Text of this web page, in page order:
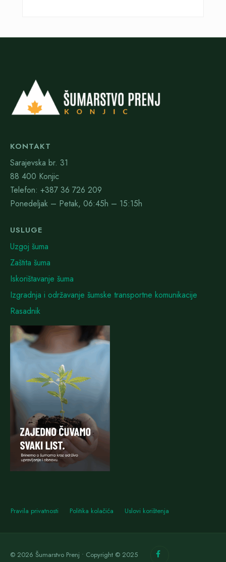
KONTAKT
Sarajevska br. 31
88 400 Konjic
Telefon: +387 36 726 209
Ponedeljak – Petak, 06:45h – 15:15h
USLUGE
Uzgoj šuma
Zaštita šuma
Iskorištavanje šuma
Izgradnja i održavanje šumske transportne komunikacije
Rasadnik
Pravila privatnosti Politika kolačića Uslovi korištenja
© 2026 Šumarstvo Prenj • Copyright © 2025